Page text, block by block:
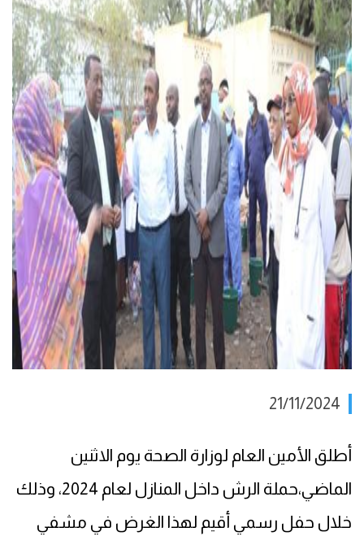
21/11/2024
أطلق الأمين العام لوزارة الصحة يوم الاثنين
الماضي،حملة الرش داخل المنازل لعام 2024، وذلك
خلال حفل رسمي أقيم لهذا الغرض في مشفي